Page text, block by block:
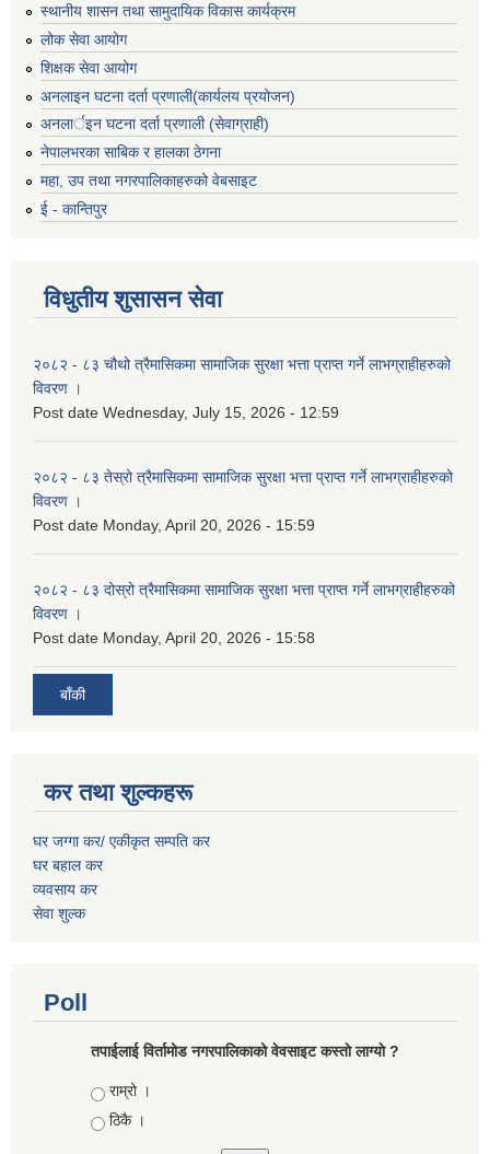
स्थानीय शासन तथा सामुदायिक विकास कार्यक्रम
लोक सेवा आयोग
शिक्षक सेवा आयोग
अनलाइन घटना दर्ता प्रणाली(कार्यलय प्रयोजन)
अनलार्इन घटना दर्ता प्रणाली (सेवाग्राही)
नेपालभरका साबिक र हालका ठेगना
महा, उप तथा नगरपालिकाहरुको वेबसाइट
ई - कान्तिपुर
विधुतीय शुसासन सेवा
२०८२ - ८३ चौथो त्रैमासिकमा सामाजिक सुरक्षा भत्ता प्राप्त गर्ने लाभग्राहीहरुको
विवरण ।
Post date Wednesday, July 15, 2026 - 12:59
२०८२ - ८३ तेस्रो त्रैमासिकमा सामाजिक सुरक्षा भत्ता प्राप्त गर्ने लाभग्राहीहरुको
विवरण ।
Post date Monday, April 20, 2026 - 15:59
२०८२ - ८३ दोस्रो त्रैमासिकमा सामाजिक सुरक्षा भत्ता प्राप्त गर्ने लाभग्राहीहरुको
विवरण ।
Post date Monday, April 20, 2026 - 15:58
बाँकी
कर तथा शुल्कहरू
घर जग्गा कर/ एकीकृत सम्पति कर
घर बहाल कर
व्यवसाय कर
सेवा शुल्क
Poll
तपाईलाई विर्तामोड नगरपालिकाको वेवसाइट कस्ताे लाग्याे ?
Choices
राम्रो ।
ठिकै ।